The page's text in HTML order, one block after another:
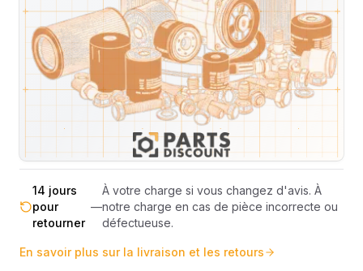
sous 48-
72h
—Livraison estimée 24h/48h par les
transporteurs.
France
métropolitaine
Livraison exclusivement en France
métropolitaine (hors Corse et DOM-
TOM).
totale
Pas de surprise : le coût exact est
calculé selon le poids et le volume de
votre commande avant paiement.
14 jours
pour
retourner
—
À votre charge si vous changez d'avis. À
notre charge en cas de pièce incorrecte ou
défectueuse.
En savoir plus sur la livraison et les retours